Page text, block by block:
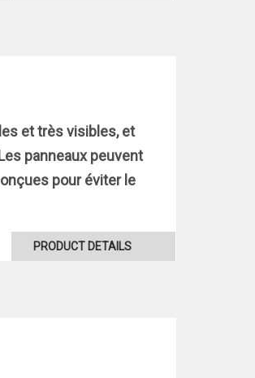
et très visibles, et
panneaux peuvent
pour éviter le
PRODUCT DETAILS